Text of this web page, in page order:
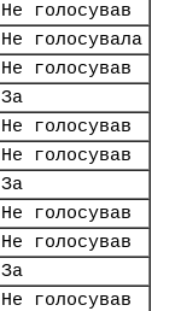
Не голосував
Не голосувала
Не голосував
За
Не голосував
Не голосував
За
Не голосував
Не голосував
За
Не голосував